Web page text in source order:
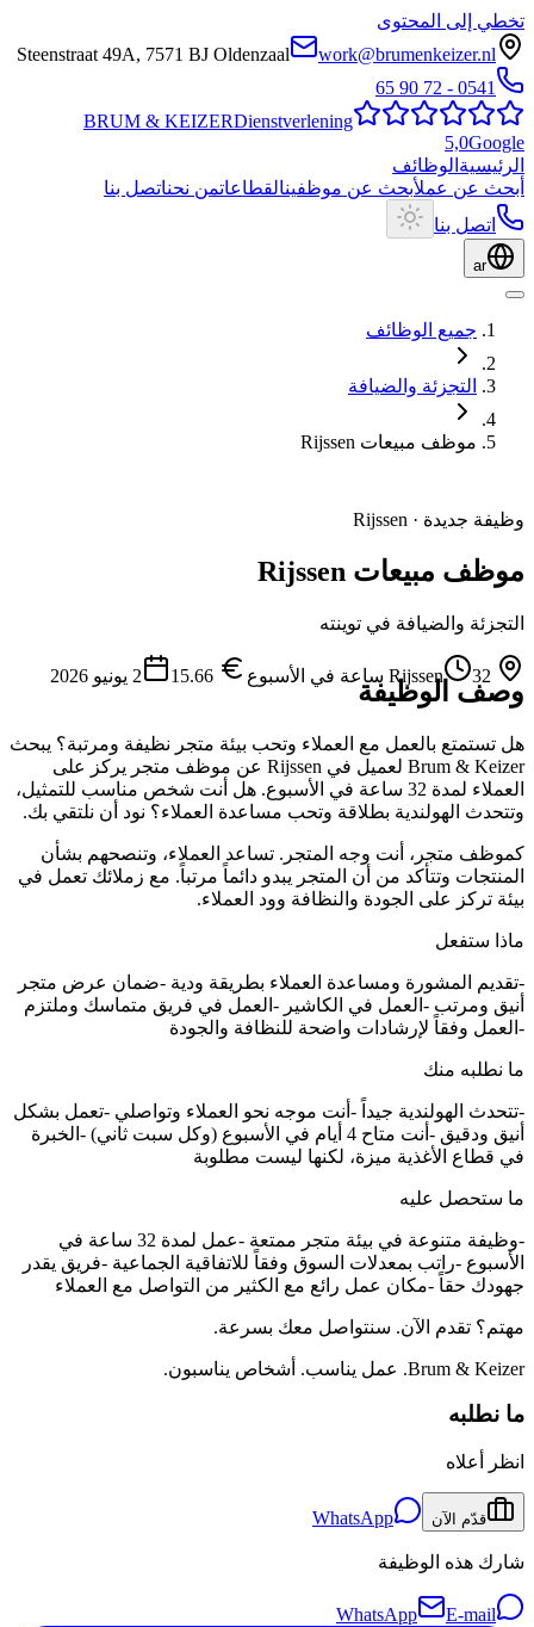
تخطي إلى المحتوى
Steenstraat 49A, 7571 BJ Oldenzaal
work@brumenkeizer.nl
0541 - 72 90 65
BRUM & KEIZERDienstverlening
5,0Google
الرئيسية الوظائف
أبحث عن عملأبحث عن موظفينالقطاعاتمن نحناتصل بنا
اتصل بنا
ar
جميع الوظائف
التجزئة والضيافة
موظف مبيعات Rijssen
وظيفة جديدة ·
Rijssen
موظف مبيعات Rijssen
التجزئة والضيافة في توينته
Rijssen 32 ساعة في الأسبوع 15.66 2 يونيو 2026
وصف الوظيفة
هل تستمتع بالعمل مع العملاء وتحب بيئة متجر نظيفة ومرتبة؟ يبحث
Brum & Keizer لعميل في Rijssen عن موظف متجر يركز على
العملاء لمدة 32 ساعة في الأسبوع. هل أنت شخص مناسب للتمثيل،
وتتحدث الهولندية بطلاقة وتحب مساعدة العملاء؟ نود أن نلتقي بك.
كموظف متجر، أنت وجه المتجر. تساعد العملاء، وتنصحهم بشأن
المنتجات وتتأكد من أن المتجر يبدو دائماً مرتباً. مع زملائك تعمل في
بيئة تركز على الجودة والنظافة وود العملاء.
ماذا ستفعل
-تقديم المشورة ومساعدة العملاء بطريقة ودية -ضمان عرض متجر
أنيق ومرتب -العمل في الكاشير -العمل في فريق متماسك وملتزم
-العمل وفقاً لإرشادات واضحة للنظافة والجودة
ما نطلبه منك
-تتحدث الهولندية جيداً -أنت موجه نحو العملاء وتواصلي -تعمل بشكل
أنيق ودقيق -أنت متاح 4 أيام في الأسبوع (وكل سبت ثاني) -الخبرة
في قطاع الأغذية ميزة، لكنها ليست مطلوبة
ما ستحصل عليه
-وظيفة متنوعة في بيئة متجر ممتعة -عمل لمدة 32 ساعة في
الأسبوع -راتب بمعدلات السوق وفقاً للاتفاقية الجماعية -فريق يقدر
جهودك حقاً -مكان عمل رائع مع الكثير من التواصل مع العملاء
مهتم؟ تقدم الآن. سنتواصل معك بسرعة.
Brum & Keizer. عمل يناسب. أشخاص يناسبون.
ما نطلبه
انظر أعلاه
قدّم الآن WhatsApp
شارك هذه الوظيفة
WhatsApp E-mail